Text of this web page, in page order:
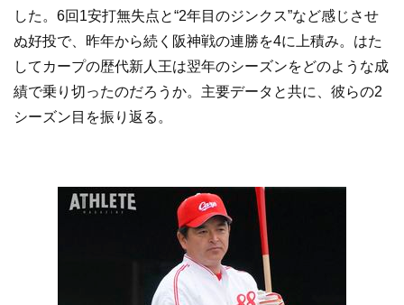
した。6回1安打無失点と“2年目のジンクス”など感じさせ
ぬ好投で、昨年から続く阪神戦の連勝を4に上積み。はた
してカープの歴代新人王は翌年のシーズンをどのような成
績で乗り切ったのだろうか。主要データと共に、彼らの2
シーズン目を振り返る。